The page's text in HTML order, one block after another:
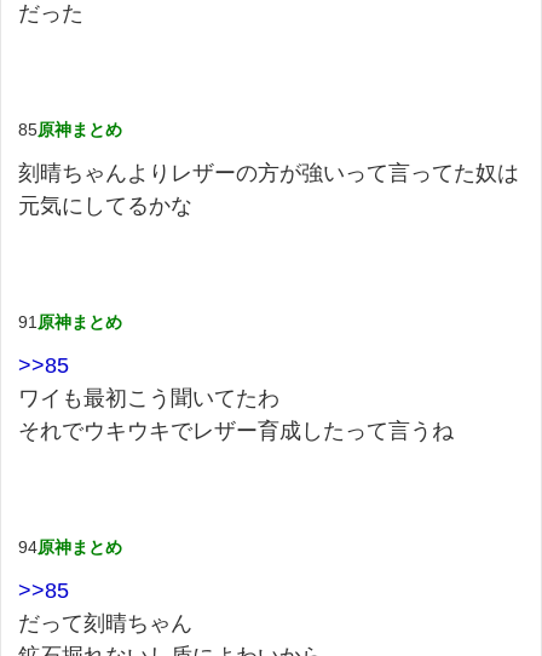
だった
85原神まとめ
刻晴ちゃんよりレザーの方が強いって言ってた奴は
元気にしてるかな
91 原神まとめ
>>85
ワイも最初こう聞いてたわ
それでウキウキでレザー育成したって言うね
94原神まとめ
>>85
だって刻晴ちゃん